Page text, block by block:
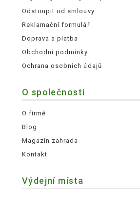
Odstoupit od smlouvy
Reklamační formulář
Doprava a platba
Obchodní podmínky
Ochrana osobních údajů
O společnosti
O firmě
Blog
Magazín zahrada
Kontakt
Výdejní místa